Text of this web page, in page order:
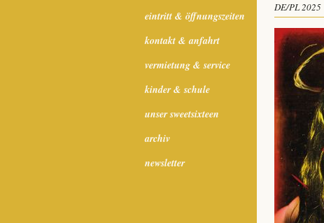
eintritt & öffnungszeiten
kontakt & anfahrt
vermietung & service
kinder & schule
unser sweetsixteen
archiv
newsletter
DE/PL 2025